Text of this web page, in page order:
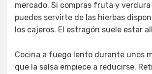
mercado. Si compras fruta y verdura
puedes servirte de las hierbas
los cajeros. El estragón suele estar
Cocina a fuego lento durante unos
que la salsa empiece a reducirse.